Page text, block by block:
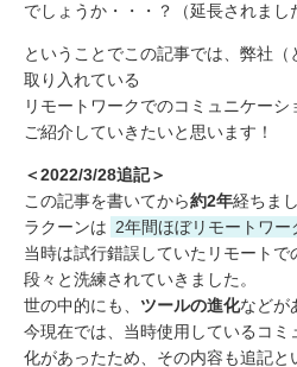
でしょうか・・・？（延長されまし
ということでこの記事では、弊社
取り入れている
リモートワークでのコミュニケー
ご紹介していきたいと思います！
＜2022/3/28追記＞
この記事を書いてから約2年経ちまし
ラクーンは 2年間ほぼリモートワー
当時は試行錯誤していたリモートで
段々と洗練されていきました。
世の中的にも、 ツールの進化などが
今現在では、当時使用しているコ
化があったため、その内容も追記と